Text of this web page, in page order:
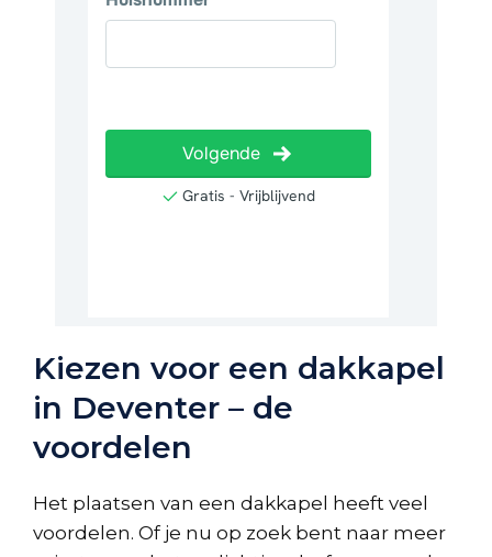
Kiezen voor een dakkapel
in Deventer – de
voordelen
Het plaatsen van een dakkapel heeft veel
voordelen. Of je nu op zoek bent naar meer